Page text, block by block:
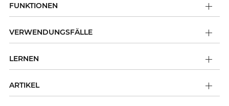
FUNKTIONEN
VERWENDUNGSFÄLLE
LERNEN
ARTIKEL